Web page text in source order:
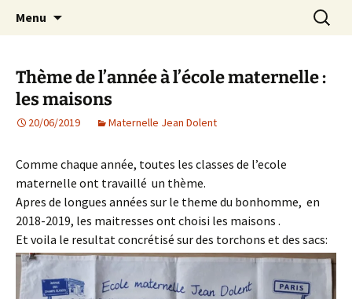
AIP Paris 14 – Association
Indépendante des Parents
d'élèves depuis 1981
Agit – s'Investit – Participe au service des
enfants du secteur scolaire Dolent-Arago-
Menu
Thème de l’année à l’école maternelle :
les maisons
20/06/2019 Maternelle Jean Dolent
Comme chaque année, toutes les classes de l’ecole
maternelle ont travaillé un thème.
Apres de longues années sur le theme du bonhomme, en
2018-2019, les maitresses ont choisi les maisons .
Et voila le resultat concrétisé sur des torchons et des sacs: